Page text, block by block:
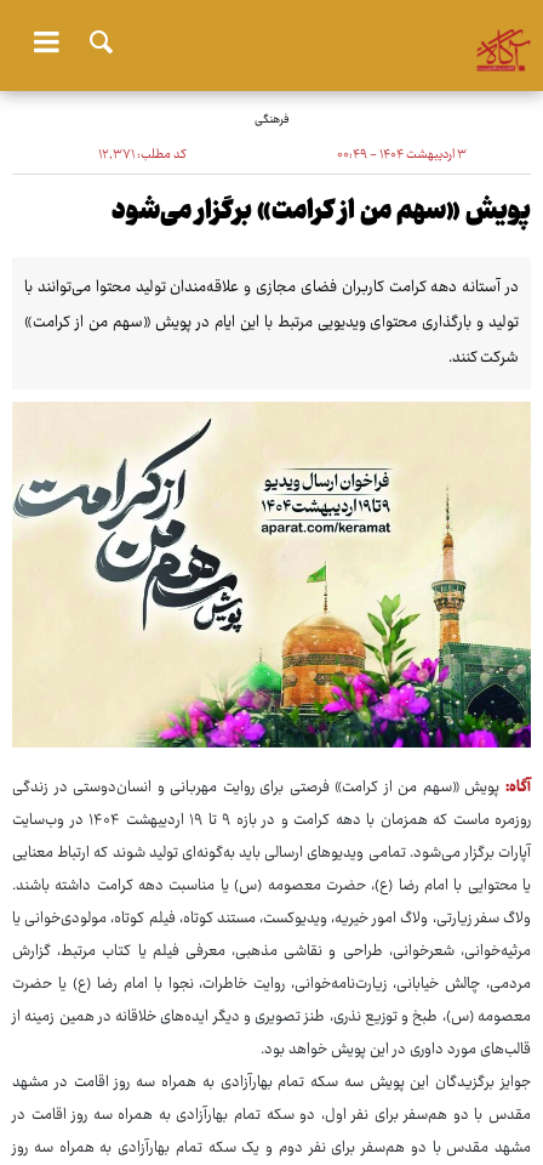
فرهنگی
۳ اردیبهشت ۱۴۰۴ - ۰۰:۴۹ کد مطلب:۱۲٬۳۷۱
پویش «سهم من از کرامت» برگزار می‌شود
در آستانه دهه کرامت کاربران فضای مجازی و علاقه‌مندان تولید محتوا می‌توانند با
تولید و بارگذاری محتوای ویدیویی مرتبط با این ایام در پویش «سهم من از کرامت»
شرکت کنند.
آگاه: پویش «سهم من از کرامت» فرصتی برای روایت مهربانی و انسان‌دوستی در زندگی
روزمره ماست که همزمان با دهه کرامت و در بازه ۹ تا ۱۹ اردیبهشت ۱۴۰۴ در وب‌سایت
آپارات برگزار می‌شود. تمامی ویدیوهای ارسالی باید به‌گونه‌ای تولید شوند که ارتباط معنایی
یا محتوایی با امام رضا (ع)، حضرت معصومه (س) یا مناسبت دهه کرامت داشته باشند.
ولاگ سفر زیارتی، ولاگ امور خیریه، ویدیوکست، مستند کوتاه، فیلم کوتاه، مولودی‌خوانی یا
مرثیه‌خوانی، شعرخوانی، طراحی و نقاشی مذهبی، معرفی فیلم یا کتاب مرتبط، گزارش
مردمی، چالش خیابانی، زیارت‌نامه‌خوانی، روایت خاطرات، نجوا با امام رضا (ع) یا حضرت
معصومه (س)، طبخ و توزیع نذری، طنز تصویری و دیگر ایده‌های خلاقانه در همین زمینه از
قالب‌های مورد داوری در این پویش خواهد بود.
جوایز برگزیدگان این پویش سه سکه تمام بهارآزادی به همراه سه روز اقامت در مشهد
مقدس با دو هم‌سفر برای نفر اول، دو سکه تمام بهارآزادی به همراه سه روز اقامت در
مشهد مقدس با دو هم‌سفر برای نفر دوم و یک سکه تمام بهارآزادی به همراه سه روز